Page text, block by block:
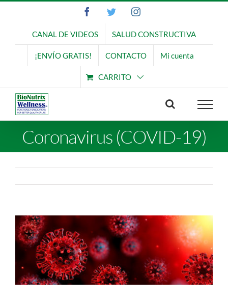
contenido
FacebookTwitterInstagram
CANAL DE VIDEOS SALUD CONSTRUCTIVA
¡ENVÍO GRATIS! CONTACTO Mi cuenta
CARRITO
Coronavirus (COVID-19)
Ver
imagen
más
grande